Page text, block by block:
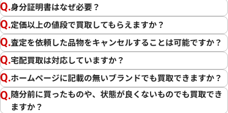
身分証明書はなぜ必要？
定価以上の値段で買取してもらえますか？
査定を依頼した品物をキャンセルすることは可能ですか？
宅配買取は対応していますか？
ホームページに記載の無いブランドでも買取できますか？
随分前に買ったものや、状態が良くないものでも買取でき
ますか？